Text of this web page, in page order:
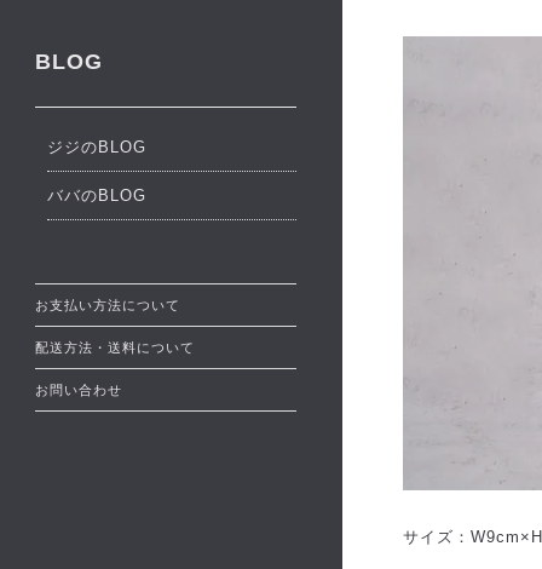
サイズ：
BLOG
ジジのBLOG
ババのBLOG
お支払い方法について
配送方法・送料について
お問い合わせ